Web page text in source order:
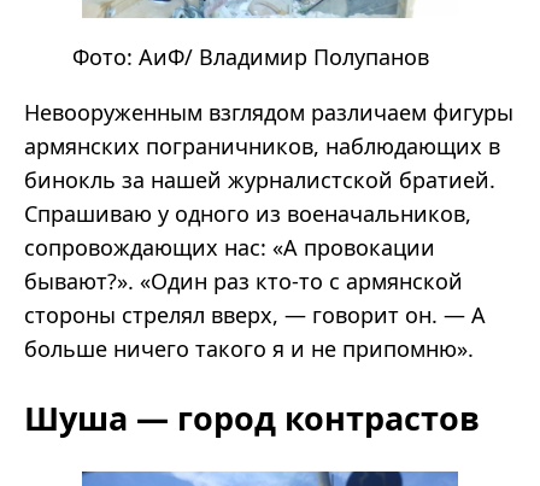
Фото: АиФ/ Владимир Полупанов
Невооруженным взглядом различаем фигуры
армянских пограничников, наблюдающих в
бинокль за нашей журналистской братией.
Спрашиваю у одного из военачальников,
сопровождающих нас: «А провокации
бывают?». «Один раз кто-то с армянской
стороны стрелял вверх, — говорит он. — А
больше ничего такого я и не припомню».
Шуша — город контрастов